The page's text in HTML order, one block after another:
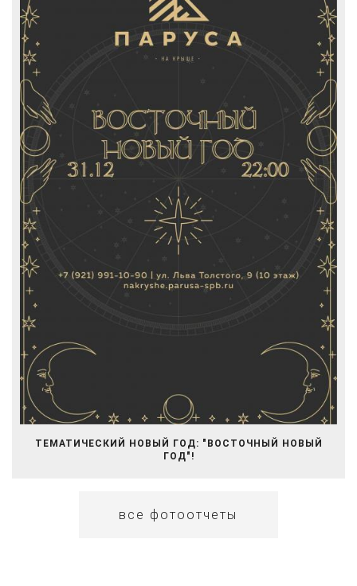
ТЕМАТИЧЕСКИЙ НОВЫЙ ГОД: "ВОСТОЧНЫЙ НОВЫЙ
ГОД"!
все фотоотчеты